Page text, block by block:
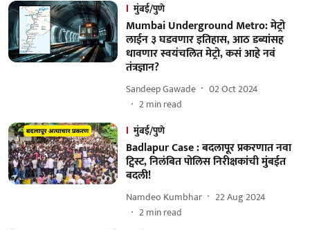
मुंबई/पुणे
Mumbai Underground Metro: मेट्रो
लाईन ३ घडवणार इतिहास, आठ डब्यांसह
धावणार स्वयंचलित मेट्रो, कसं आहे नवं
तंत्रज्ञान?
Sandeep Gawade
02 Oct 2024
2min read
मुंबई/पुणे
Badlapur Case : बदलापूर प्रकरणात नवा
ट्विस्ट, निलंबित पोलिस निरीक्षकांची मुंबईत
बदली!
Namdeo Kumbhar
22 Aug 2024
2min read